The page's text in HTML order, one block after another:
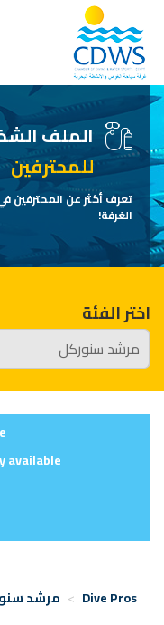
الملف
للمحترفين
تعرف أكثر عن المحترفين
الغرفة!
اختر الفئة
available
Dive Pros مرشد